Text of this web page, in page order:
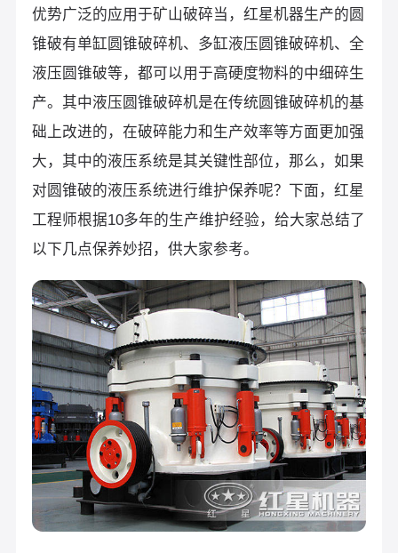
优势广泛的应用于矿山破碎当，红星机器生产的圆
锥破有单缸圆锥破碎机、多缸液压圆锥破碎机、全
液压圆锥破等，都可以用于高硬度物料的中细碎生
产。其中液压圆锥破碎机是在传统圆锥破碎机的基
础上改进的，在破碎能力和生产效率等方面更加强
大，其中的液压系统是其关键性部位，那么，如果
对圆锥破的液压系统进行维护保养呢？下面，红星
工程师根据10多年的生产维护经验，给大家总结了
以下几点保养妙招，供大家参考。